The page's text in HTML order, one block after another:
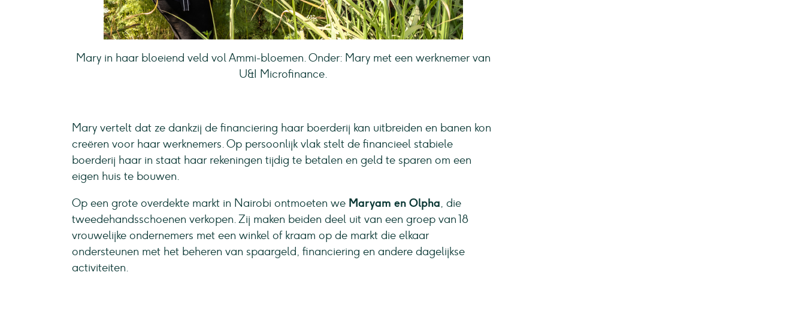
Mary in haar bloeiend veld vol Ammi-bloemen. Onder: Mary met een werknemer van
U&I Microfinance.
Mary vertelt dat ze dankzij de financiering haar boerderij kan uitbreiden en banen kon
creëren voor haar werknemers. Op persoonlijk vlak stelt de financieel stabiele
boerderij haar in staat haar rekeningen tijdig te betalen en geld te sparen om een
eigen huis te bouwen.
Op een grote overdekte markt in Nairobi ontmoeten we Maryam en Olpha, die
tweedehandsschoenen verkopen. Zij maken beiden deel uit van een groep van 18
vrouwelijke ondernemers met een winkel of kraam op de markt die elkaar
ondersteunen met het beheren van spaargeld, financiering en andere dagelijkse
activiteiten.